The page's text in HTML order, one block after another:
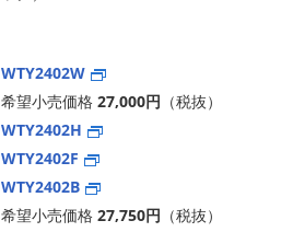
WTY2402W
希望小売価格27,000円 （税抜）
WTY2402H
WTY2402F
WTY2402B
希望小売価格27,750円 （税抜）